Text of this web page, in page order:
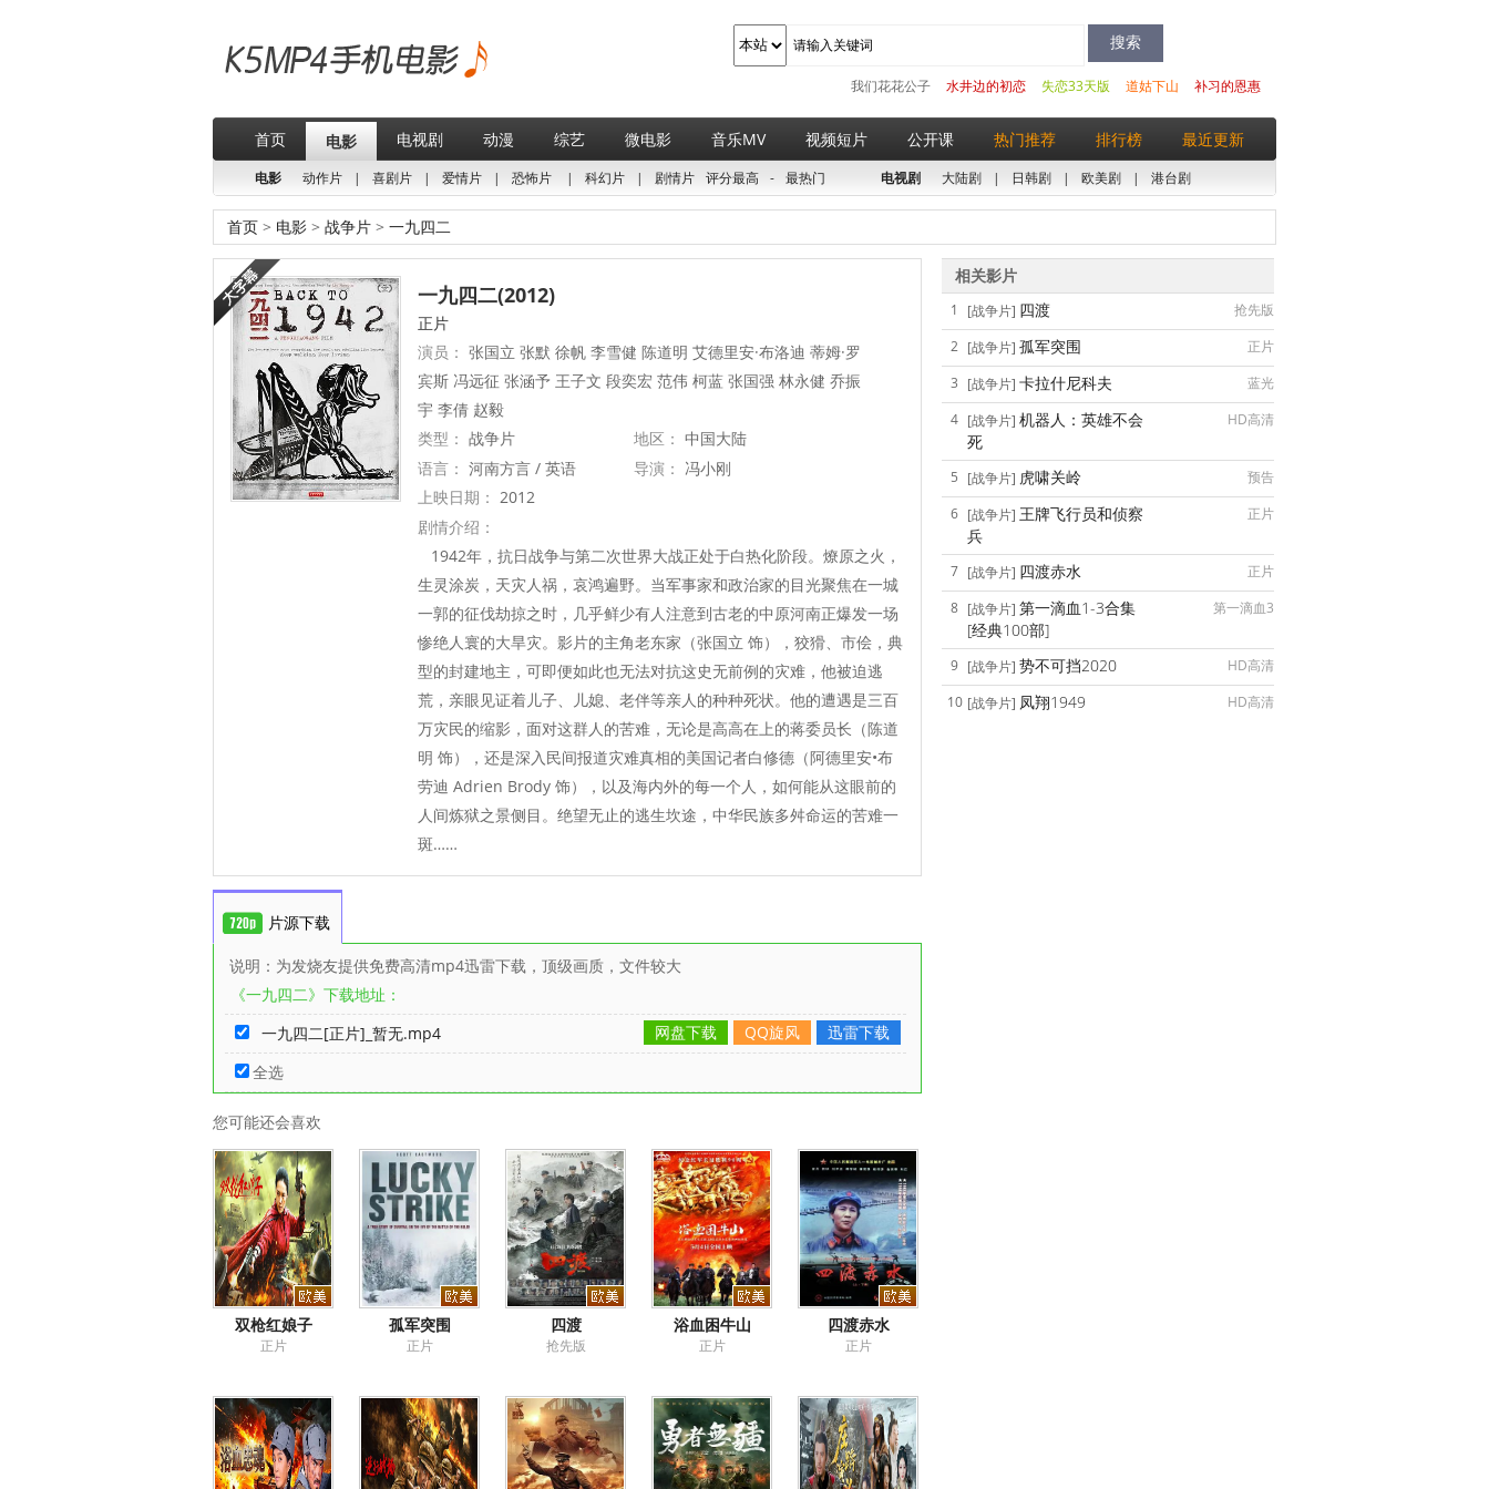
补习的恩惠
道姑下山
失恋33天版
水井边的初恋
我们花花公子
首页 电影 电视剧 动漫 综艺 微电影 音乐MV 视频短片 公开课 热门推荐 排行榜 最近更新
电影 动作片 | 喜剧片 | 爱情片 | 恐怖片 | 科幻片 | 剧情片 评分最高 - 最热门 电视剧 大陆剧 | 日韩剧 | 欧美剧 | 港台剧
首页 > 电影 > 战争片 > 一九四二
一九四二(2012)
正片
演员： 张国立 张默 徐帆 李雪健 陈道明 艾德里安·布洛迪 蒂姆·罗
宾斯 冯远征 张涵予 王子文 段奕宏 范伟 柯蓝 张国强 林永健 乔振
宇 李倩 赵毅
类型： 战争片 地区： 中国大陆
语言： 河南方言 / 英语 导演： 冯小刚
上映日期： 2012
剧情介绍：
1942年，抗日战争与第二次世界大战正处于白热化阶段。燎原之火，
生灵涂炭，天灾人祸，哀鸿遍野。当军事家和政治家的目光聚焦在一城
一郭的征伐劫掠之时，几乎鲜少有人注意到古老的中原河南正爆发一场
惨绝人寰的大旱灾。影片的主角老东家（张国立 饰），狡猾、市侩，典
型的封建地主，可即便如此也无法对抗这史无前例的灾难，他被迫逃
荒，亲眼见证着儿子、儿媳、老伴等亲人的种种死状。他的遭遇是三百
万灾民的缩影，面对这群人的苦难，无论是高高在上的蒋委员长（陈道
明 饰），还是深入民间报道灾难真相的美国记者白修德（阿德里安•布
劳迪 Adrien Brody 饰），以及海内外的每一个人，如何能从这眼前的
人间炼狱之景侧目。绝望无止的逃生坎途，中华民族多舛命运的苦难一
斑……
片源下载
说明：为发烧友提供免费高清mp4迅雷下载，顶级画质，文件较大
《一九四二》下载地址：
一九四二[正片]_暂无.mp4
迅雷下载
QQ旋风
网盘下载
全选
您可能还会喜欢
双枪红娘子
正片
孤军突围
正片
四渡
抢先版
浴血困牛山
正片
四渡赤水
正片
相关影片
1 [战争片] 四渡
抢先版
2 [战争片] 孤军突围
正片
3 [战争片] 卡拉什尼科夫
蓝光
4 [战争片] 机器人：英雄不会
死
HD高清
5 [战争片] 虎啸关岭
预告
6 [战争片] 王牌飞行员和侦察
兵
正片
7 [战争片] 四渡赤水
正片
8 [战争片] 第一滴血1-3合集
[经典100部]
第一滴血3
9 [战争片] 势不可挡2020
HD高清
10 [战争片] 凤翔1949 HD高清